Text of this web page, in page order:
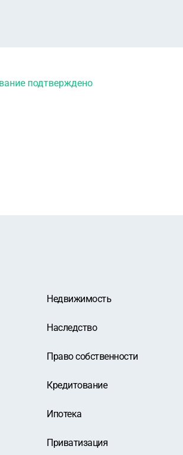
подтверждено
Недвижимость
Наследство
Право собственности
Кредитование
Ипотека
Приватизация